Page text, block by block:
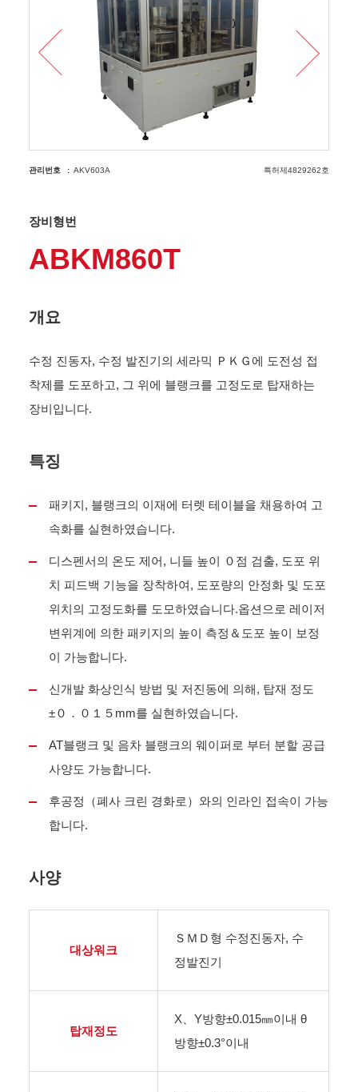
관리번호 AKV603A 특허제4829262호
장비형번
ABKM860T
개요
수정 진동자, 수정 발진기의 세라믹 ＰＫＧ에 도전성 접
착제를 도포하고, 그 위에 블랭크를 고정도로 탑재하는
장비입니다.
특징
패키지, 블랭크의 이재에 터렛 테이블을 채용하여 고
속화를 실현하였습니다.
디스펜서의 온도 제어, 니들 높이 ０점 검출, 도포 위
치 피드백 기능을 장착하여, 도포량의 안정화 및 도포
위치의 고정도화를 도모하였습니다.옵션으로 레이저
변위계에 의한 패키지의 높이 측정＆도포 높이 보정
이 가능합니다.
신개발 화상인식 방법 및 저진동에 의해, 탑재 정도
±０．０１５mm를 실현하였습니다.
AT블랭크 및 음차 블랭크의 웨이퍼로 부터 분할 공급
사양도 가능합니다.
후공정（폐사 크린 경화로）와의 인라인 접속이 가능
합니다.
사양
대상워크
ＳＭＤ형 수정진동자, 수
정발진기
탑재정도
X、Y방향±0.015㎜이내 θ
방향±0.3°이내